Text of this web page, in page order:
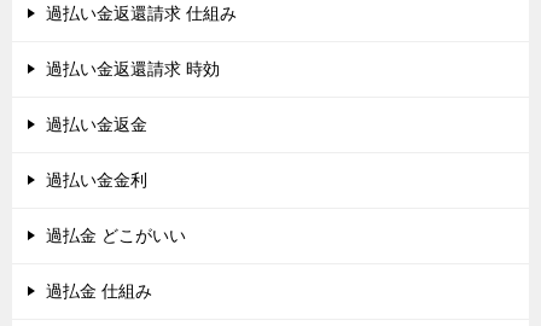
過払い金返還請求 仕組み
過払い金返還請求 時効
過払い金返金
過払い金金利
過払金 どこがいい
過払金 仕組み